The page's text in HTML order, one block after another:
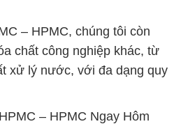
– HPMC, chúng tôi còn
chất công nghiệp khác, từ
xử lý nước, với đa dạng quy
– HPMC Ngay Hôm